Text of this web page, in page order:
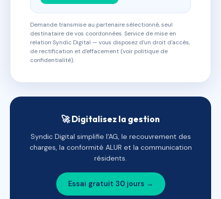
Demande transmise au partenaire sélectionné, seul
destinataire de vos coordonnées. Service de mise en
relation Syndic Digital — vous disposez d'un droit d'accès,
de rectification et d'effacement (voir politique de
confidentialité).
🚀 Digitalisez la gestion
Syndic Digital simplifie l'AG, le recouvrement des
charges, la conformité ALUR et la communication
résidents.
Essai gratuit 30 jours →